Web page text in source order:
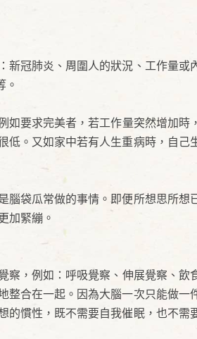
新冠肺炎、周圍人的狀況、工作量或
。
如要求完美者，若工作量突然增加時
低。又如家中若有人生重病時，自己
腦袋瓜常做的事情。即便所想思所想
加緊繃。
察，例如：呼吸覺察、伸展覺察、飲
整合在一起。因為大腦一次只能做一
的慣性，既不需要自我催眠，也不需